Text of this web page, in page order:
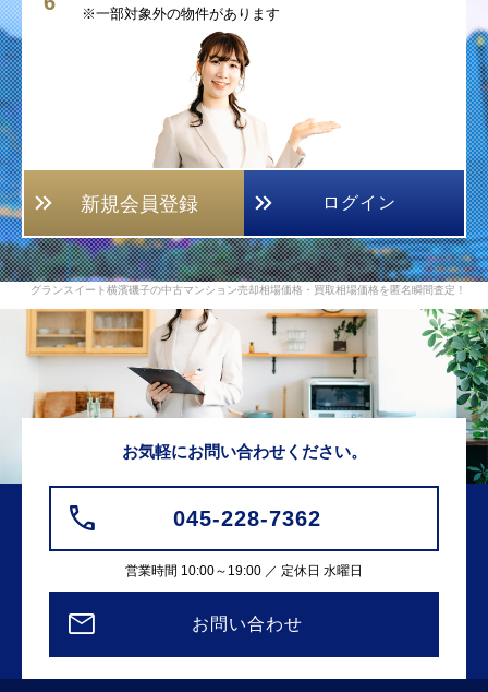
※一部対象外の物件があります
新規会員登録 ログイン
グランスイート横濱磯子の中古マンション売却相場価格・買取相場価格を匿名瞬間査定！
お気軽にお問い合わせください。
045-228-7362
営業時間 10:00～19:00 ／ 定休日 水曜日
お問い合わせ